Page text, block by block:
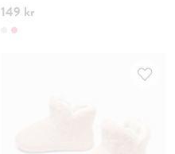
149 kr